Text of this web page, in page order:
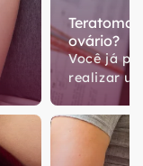
Teratoma:
ovário?
Você já
realizar